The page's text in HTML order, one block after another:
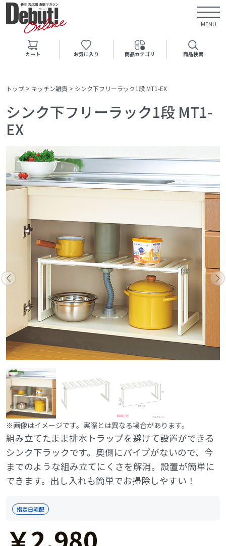
MENU
カート お気に入り 商品カテゴリ 商品検索
トップ > キッチン雑貨 > シンク下フリーラック1段 MT1-EX
シンク下フリーラック1段 MT1-
EX
※画像はイメージです。実際とは異なる場合があります。
組み立てたまま排水トラップを避けて設置ができる
シンク下ラックです。奥側にパイプがないので、今
までのような組み立てにくさを解消。設置が簡単に
できます。出し入れも簡単でお掃除しやすい！
指定日宅配